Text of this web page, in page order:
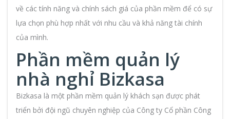
về các tính năng và chính sách giá của phần mềm để có sự
lựa chọn phù hợp nhất với nhu cầu và khả năng tài chính
của mình.
Phần mềm quản lý
nhà nghỉ Bizkasa
Bizkasa là một phần mềm quản lý khách sạn được phát
triển bởi đội ngũ chuyên nghiệp của Công ty Cổ phần Công